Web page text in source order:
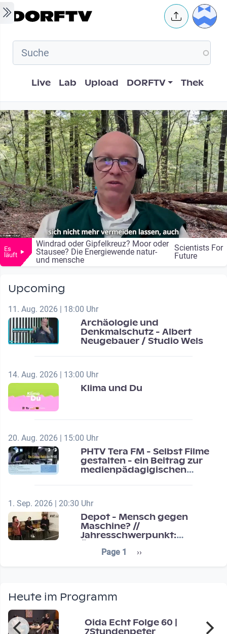
Skip to main content User
Hauptnavigation
Live Lab Upload DORFTV Thek
Es
läuft
Windrad oder Gipfelkreuz? Moor oder
Stausee? Die Energiewende natur-
und mensche
Scientists For
Future
Upcoming
11. Aug. 2026 | 18:00 Uhr
Archäologie und
Denkmalschutz - Albert
Neugebauer / Studio Wels
14. Aug. 2026 | 13:00 Uhr
Klima und Du
20. Aug. 2026 | 15:00 Uhr
PHTV Tera FM - Selbst Filme
gestalten - ein Beitrag zur
medienpädagigischen
1. Sep. 2026 | 20:30 Uhr
Depot - Mensch gegen
Maschine? //
Jahresschwerpunkt:
Seitennummerierung
Page 1 Next page
››
Heute im Programm
Oida Echt Folge 60 |
7Stundenpeter